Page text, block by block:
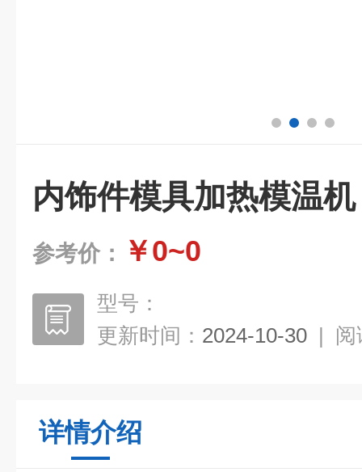
内饰件模具加热模温机
参考价： ￥0~0
型号：
更新时间： 2024-10-30 | 阅
详情介绍